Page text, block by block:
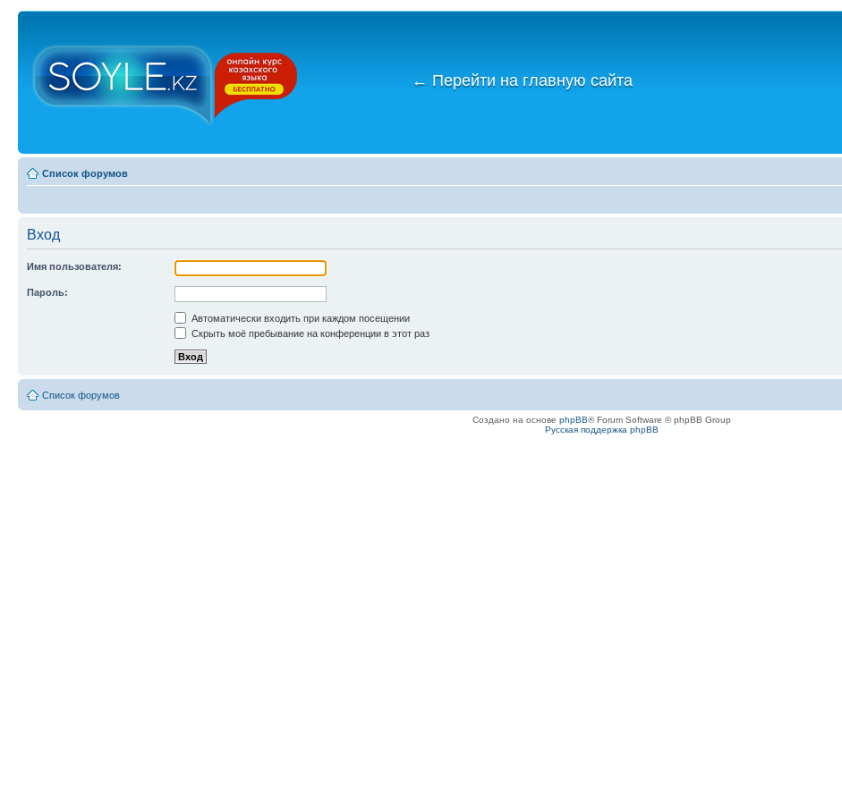
← Перейти на главную сайта
Список форумов
Вход
Имя пользователя:
Пароль:
Автоматически входить при каждом посещении
Скрыть моё пребывание на конференции в этот раз
Список форумов
Создано на основе phpBB® Forum Software © phpBB Group
Русская поддержка phpBB